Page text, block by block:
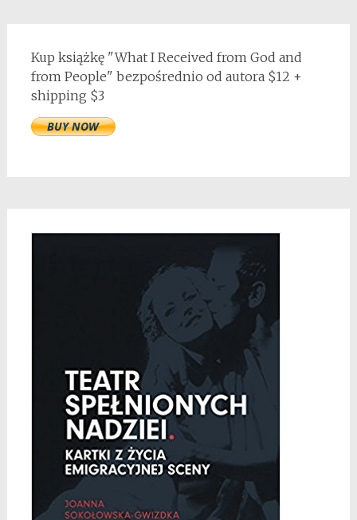
Kup książkę "What I Received from God and
from People" bezpośrednio od autora $12 +
shipping $3